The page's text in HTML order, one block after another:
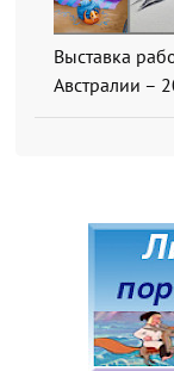
Выставка
Австралии –